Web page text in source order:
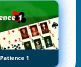
Patience 1